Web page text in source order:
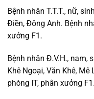
Bệnh nhân T.T.T., nữ,
Điền, Đông Anh. Bệnh
xưởng F1.
Bệnh nhân Đ.V.H., nam,
Khê Ngoại, Văn Khê,
phòng IT, phân xưởng F1.